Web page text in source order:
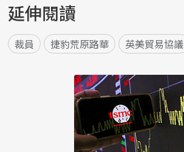
延伸閱讀
裁員 捷豹荒原路華 英美貿易協議